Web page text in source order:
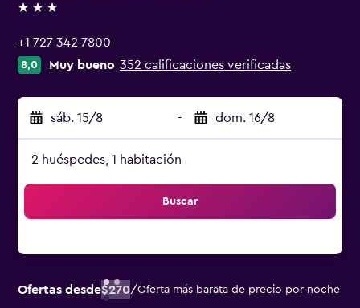
3 estrellas
+1 727 342 7800
8,0 Muy bueno 352 calificaciones verificadas
sáb. 15/8 - dom. 16/8
2 huéspedes, 1 habitación
Buscar
Ofertas desde$270/Oferta más barata de precio por noche